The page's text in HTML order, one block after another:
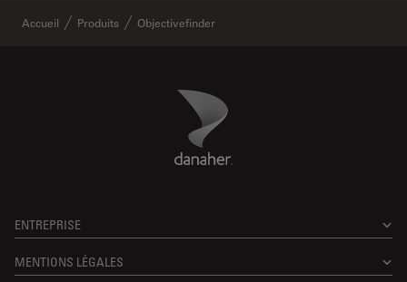
Accueil Produits Objectivefinder
Danaher Logo
ENTREPRISE
MENTIONS LÉGALES